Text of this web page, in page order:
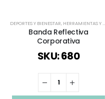
DEPORTES Y BIENESTAR, HERRAMIENTAS Y SET
Banda Reflectiva
Corporativa
SKU: 680